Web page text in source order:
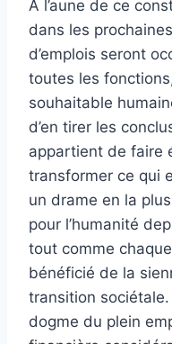
A l’aune de ce
dans les
d’emplois seront
toutes les
souhaitable
d’en tirer les
appartient de faire
transformer ce qui
un drame en la
pour l’humanité
tout comme
bénéficié de la
transition
dogme du plein